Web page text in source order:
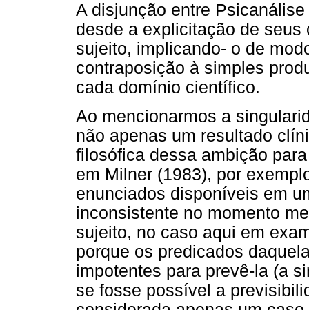
A disjunção entre
desde a explicitação de
sujeito, implicando- o de
contraposição à simples
cada domínio científico.
Ao mencionarmos a
não apenas um resultado
filosófica dessa ambição
em Milner (1983), por
enunciados disponíveis em
inconsistente no momento
sujeito, no caso aqui em
porque os predicados
impotentes para prevê-la (a
se fosse possível a